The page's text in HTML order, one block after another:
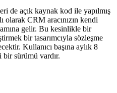
de açık kaynak kod ile yapılmış
olarak CRM aracınızın kendi
gelir. Bu kesinlikle bir
bir tasarımcıyla sözleşme
Kullanıcı başına aylık 8
sürümü vardır.